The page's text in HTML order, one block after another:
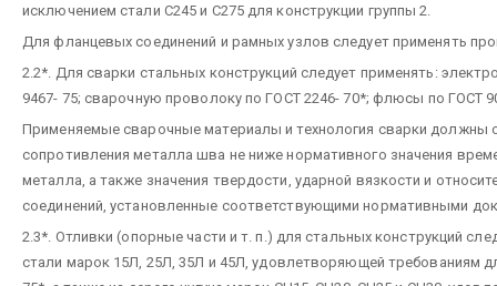
исключением стали С245 и С275 для конструкции группы 2.
Для фланцевых соединений и рамных узлов следует применять
2.2*. Для сварки стальных конструкций следует применять:
9467- 75; сварочную проволоку по ГОСТ 2246- 70*; флюсы по ГОСТ
Применяемые сварочные материалы и технология сварки должны
сопротивления металла шва не ниже нормативного значения
металла, а также значения твердости, ударной вязкости и
соединений, установленные соответствующими нормативными
2.3*. Отливки (опорные части и т. п.) для стальных конструкций
стали марок 15Л, 25Л, 35Л и 45Л, удовлетворяющей требованиям